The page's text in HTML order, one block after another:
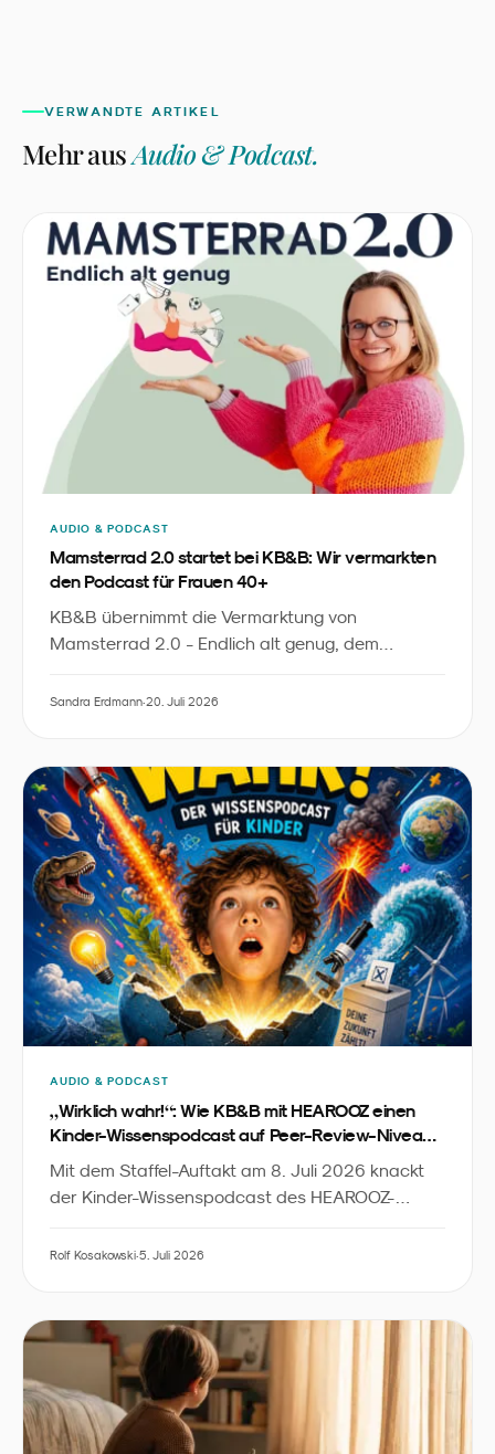
VERWANDTE ARTIKEL
Mehr ausAudio & Podcast.
AUDIO & PODCAST
Mamsterrad 2.0 startet bei KB&B: Wir vermarkten
den Podcast für Frauen 40+
KB&B übernimmt die Vermarktung von
Mamsterrad 2.0 - Endlich alt genug, dem
Streams, 300+ Folgen im Archiv und einer neuen
Frauen ab 40, mitten im Leben, mit eigener
Kaufentscheidung.
Sandra Erdmann·20. Juli 2026
AUDIO & PODCAST
„Wirklich wahr!“: Wie KB&B mit HEAROOZ einen
Kinder-Wissenspodcast auf Peer-Review-Niveau
baut
Mit dem Staffel-Auftakt am 8. Juli 2026 knackt
der Kinder-Wissenspodcast des HEAROOZ-
sich Peer-Review-Standards, dreimal-
kindgerechten Wissenschaftskommunikation
verbinden.
Rolf Kosakowski·5. Juli 2026